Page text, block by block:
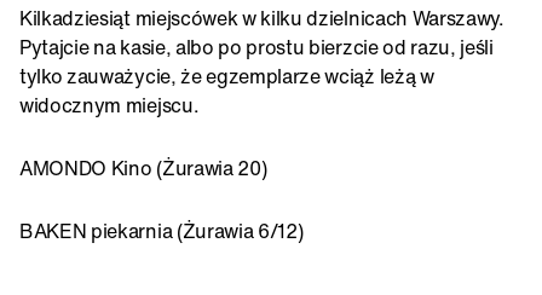
Kilkadziesiąt miejscówek w kilku dzielnicach Warszawy.
Pytajcie na kasie, albo po prostu bierzcie od razu, jeśli
tylko zauważycie, że egzemplarze wciąż leżą w
widocznym miejscu.
AMONDO Kino (Żurawia 20)
BAKEN piekarnia (Żurawia 6/12)